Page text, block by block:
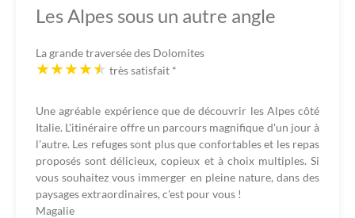
Les Alpes sous un autre angle
La grande traversée des Dolomites
très satisfait *
Une agréable expérience que de découvrir les Alpes côté
Italie. L'itinéraire offre un parcours magnifique d'un jour à
l'autre. Les refuges sont plus que confortables et les repas
proposés sont délicieux, copieux et à choix multiples. Si
vous souhaitez vous immerger en pleine nature, dans des
paysages extraordinaires, c'est pour vous !
Magalie